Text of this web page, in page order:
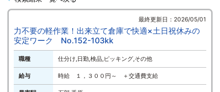
最終更新日：2026/05/01
力不要の軽作業！出来立て倉庫で快適×土日祝休みの
安定ワーク No.152-103kk
職種 仕分け,日勤,検品,ピッキング,その他
給与 時給 １，３００円～ ＋交通費支給